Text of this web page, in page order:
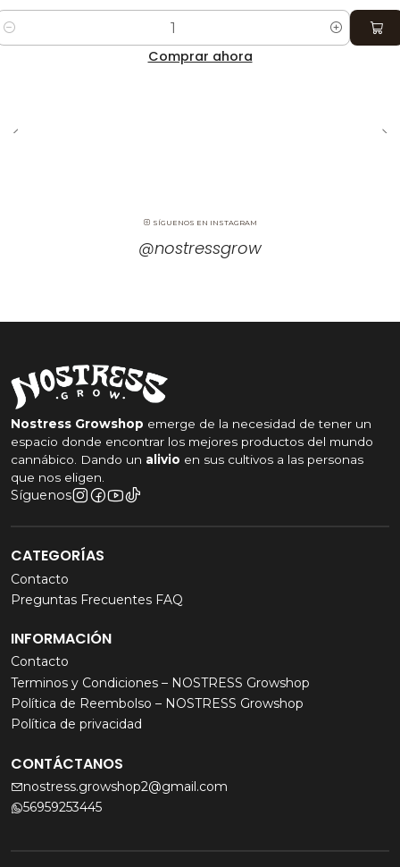
Comprar ahora
SÍGUENOS EN INSTAGRAM
@nostressgrow
Nostress Growshop emerge de la necesidad de tener un
espacio donde encontrar los mejores productos del mundo
cannábico. Dando un alivio en sus cultivos a las personas
que nos eligen.
Síguenos
CATEGORÍAS
Contacto
Preguntas Frecuentes FAQ
INFORMACIÓN
Contacto
Terminos y Condiciones – NOSTRESS Growshop
Política de Reembolso – NOSTRESS Growshop
Política de privacidad
CONTÁCTANOS
nostress.growshop2@gmail.com
56959253445